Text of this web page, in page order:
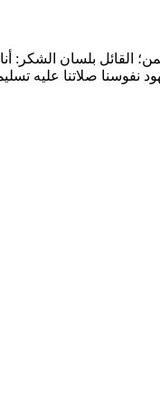
بلسان الشكر: